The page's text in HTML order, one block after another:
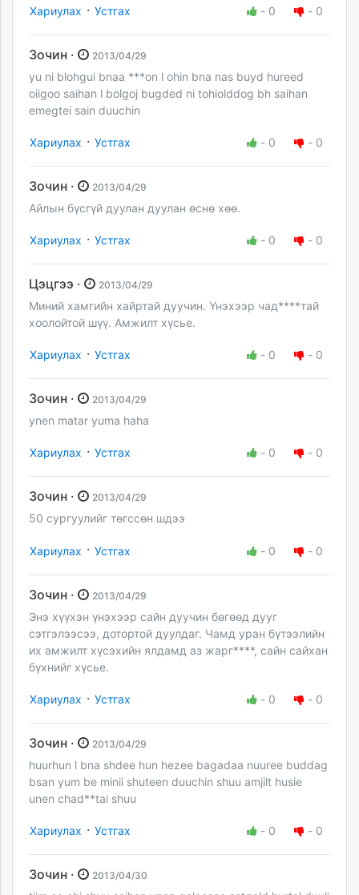
Хариулах · Устгах - 0 - 0
Зочин · 2013/04/29
yu ni blohgui bnaa ***on l ohin bna nas buyd hureed
oiigoo saihan l bolgoj bugded ni tohiolddog bh saihan
emegtei sain duuchin
Хариулах · Устгах - 0 - 0
Зочин · 2013/04/29
Айлын бүсгүй дуулан дуулан өснө хөө.
Хариулах · Устгах - 0 - 0
Цэцгээ · 2013/04/29
Миний хамгийн хайртай дуучин. Үнэхээр чад****тай
хоолойтой шүү. Амжилт хүсье.
Хариулах · Устгах - 0 - 0
Зочин · 2013/04/29
ynen matar yuma haha
Хариулах · Устгах - 0 - 0
Зочин · 2013/04/29
50 сургуулийг төгссөн шдээ
Хариулах · Устгах - 0 - 0
Зочин · 2013/04/29
Энэ хүүхэн үнэхээр сайн дуучин бөгөөд дууг
сэтгэлээсээ, дотортой дуулдаг. Чамд уран бүтээлийн
их амжилт хүсэхийн ялдамд аз жарг****, сайн сайхан
бүхнийг хүсье.
Хариулах · Устгах - 0 - 0
Зочин · 2013/04/29
huurhun l bna shdee hun hezee bagadaa nuuree buddag
bsan yum be minii shuteen duuchin shuu amjilt husie
unen chad**tai shuu
Хариулах · Устгах - 0 - 0
Зочин · 2013/04/30